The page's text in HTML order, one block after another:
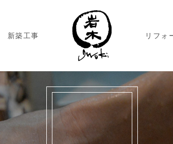
新築工事 リフォ